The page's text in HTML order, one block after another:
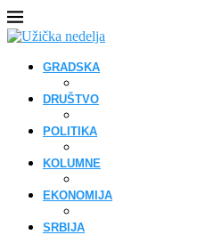
GRADSKA
DRUŠTVO
POLITIKA
KOLUMNE
EKONOMIJA
SRBIJA